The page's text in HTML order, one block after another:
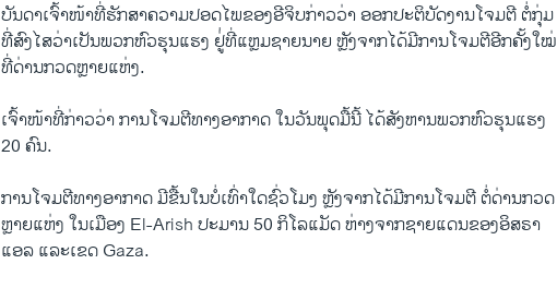
ບັນດາ​ເຈົ້າ​ໜ້າ​ທີ່​ຮັກສາ​ຄວາມ​ປອດ​ໄພ​ຂອງອີ​ຈິບກ່າວ​ວ່າ ອອກ​ປະຕິບັດ​ງານ​ໂຈມ​ຕີ ຕໍ່ກຸ່ມ
​ທີ່ສົງໄສວ່າເປັນ​ພວກຫົວ​ຮຸນ​ແຮງ ​ຢູ່່ທີ່​ແຫຼມຊາຍນາຍ ຫຼັງຈາກ​ໄດ້​ມີການ​ໂຈມ​ຕີ​ອີກ​ຄັ້ງ​ໃໝ່ ​
ທີ່​ດ່ານ​ກວດ​ຫຼາຍ​ແຫ່ງ.
​ເຈົ້າ​ໜ້າ​ທີ່​ກ່າວ​ວ່າ ການ​ໂຈມ​ຕີ​ທາງ​ອາກາດ​ ໃນວັນ​ພຸດມື້ນີ້ ​ໄດ້​ສັງຫານພວກ​ຫົວ​ຮຸນ​ແຮງ
20 ຄົນ.
ການ​ໂຈມ​ຕີທາງ​ອາກາດ​ ມີຂື້ນ​ໃນບໍ່​ເທົ່າ​ໃດ​ຊົ່ວ​ໂມງ ຫຼັງຈາກ​ໄດ້​ມີ​ການ​ໂຈມ​ຕີ ​ຕໍ່​ດ່ານ​ກວດ
​ຫຼາຍ​ແຫ່ງ ​ໃນ​ເມືອງ El-Arish ປະມານ 50 ກິ​ໂລ​ແມັດ ຫ່າງຈາກ​ຊາຍ​ແດນ​ຂອງອິສຣາ
​ແອ​ລ ແລະເຂດ Gaza.